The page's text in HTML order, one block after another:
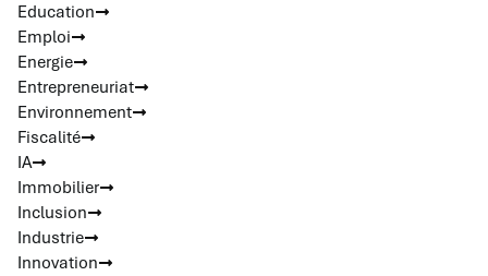
Education
Emploi
Energie
Entrepreneuriat
Environnement
Fiscalité
IA
Immobilier
Inclusion
Industrie
Innovation